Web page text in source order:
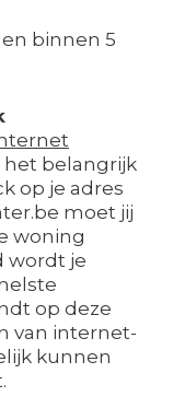
binnen 5
het belangrijk
op je adres
moet jij
woning
wordt je
op deze
van internet-
kunnen